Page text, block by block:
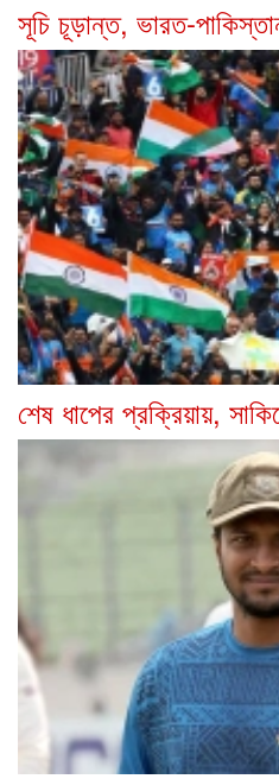
সূচি চূড়ান্ত, ভারত-
শেষ ধাপের প্রক্রিয়ায়,